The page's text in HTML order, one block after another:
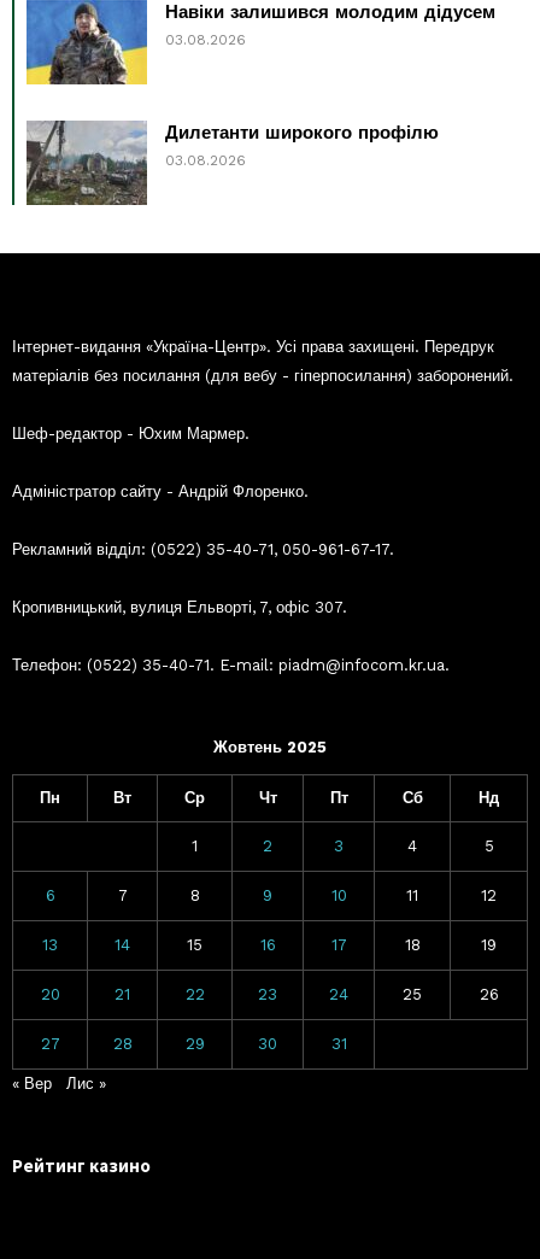
Навіки залишився молодим дідусем
03.08.2026
Дилетанти широкого профілю
03.08.2026
Інтернет-видання «Україна-Центр». Усі права захищені. Передрук
матеріалів без посилання (для вебу - гіперпосилання) заборонений.
Шеф-редактор - Юхим Мармер.
Адміністратор сайту - Андрій Флоренко.
Рекламний відділ: (0522) 35-40-71, 050-961-67-17.
Кропивницький, вулиця Ельворті, 7, офіс 307.
Телефон: (0522) 35-40-71. E-mail: piadm@infocom.kr.ua.
Жовтень 2025
Пн Вт Ср Чт Пт Сб Нд
1 2 3 4 5
6 7 8 9 10 11 12
13 14 15 16 17 18 19
20 21 22 23 24 25 26
27 28 29 30 31
« Вер Лис »
Рейтинг казино